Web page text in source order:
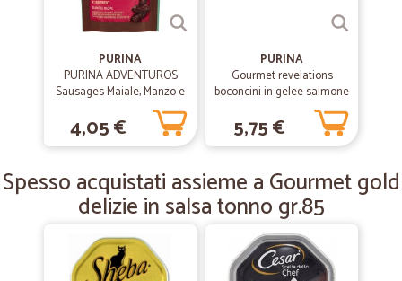
09/01/2019
—Michelina P.
Sicuramente il TOP in questo genere di…
Sicuramente il TOP in questo genere di attività, articoli di qualità e
velocità nella consegn
Ottimi prodotti e consegne in time
Ottimi prodotti e consegne in time
PURINA
PURINA ADVENTUROS
Sausages Maiale, Manzo e
4,05 €
PURINA
Gourmet revelations
boconcini in gelee salmone
5,75 €
Spesso acquistati assieme a Gourmet gold
delizie in salsa tonno gr.85